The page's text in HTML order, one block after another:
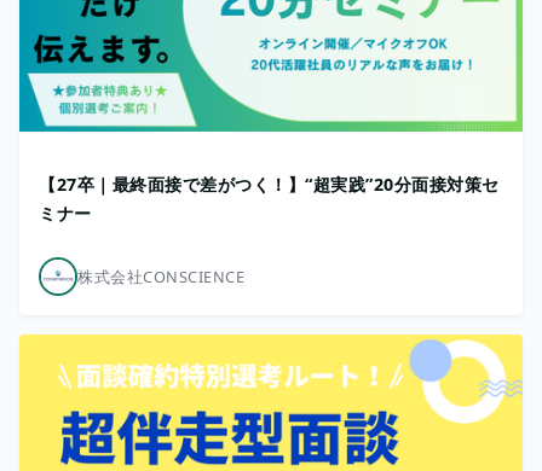
【27卒｜最終面接で差がつく！】“超実践”20分面接対策セ
ミナー
株式会社CONSCIENCE